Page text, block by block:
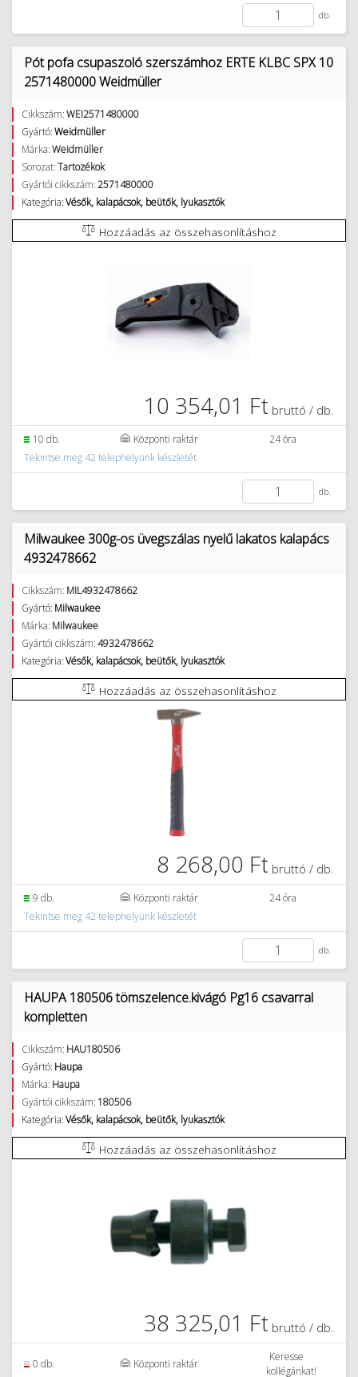
db.
Pót pofa csupaszoló szerszámhoz ERTE KLBC SPX 10
2571480000 Weidmüller
Cikkszám:WEI2571480000
Gyártó:Weidmüller
Márka:Weidmüller
Sorozat:Tartozékok
Gyártói cikkszám:2571480000
Kategória:Vésők, kalapácsok, beütők, lyukasztók
Hozzáadás az összehasonlításhoz
10 354,01 Ft bruttó / db.
10 db. Központi raktár
24 óra
Tekintse meg 42 telephelyünk készletét
db.
Milwaukee 300g-os üvegszálas nyelű lakatos kalapács
4932478662
Cikkszám: MIL4932478662
Gyártó: Milwaukee
Márka: Milwaukee
Gyártói cikkszám:4932478662
Kategória:Vésők, kalapácsok, beütők, lyukasztók
Hozzáadás az összehasonlításhoz
8 268,00 Ft bruttó / db.
9 db. Központi raktár
24 óra
Tekintse meg 42 telephelyünk készletét
db.
HAUPA 180506 tömszelence.kivágó Pg16 csavarral
kompletten
Cikkszám: HAU180506
Gyártó: Haupa
Márka: Haupa
Gyártói cikkszám: 180506
Kategória:Vésők, kalapácsok, beütők, lyukasztók
Hozzáadás az összehasonlításhoz
38 325,01 Ft bruttó / db.
0 db. Központi raktár
Keresse
kollégánkat!